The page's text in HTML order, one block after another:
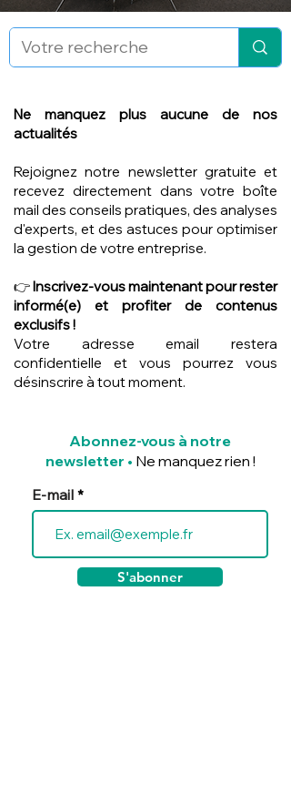
Ne manquez plus aucune de nos
actualités
Rejoignez notre newsletter gratuite et
recevez directement dans votre boîte
mail des conseils pratiques, des analyses
d'experts, et des astuces pour optimiser
la gestion de votre entreprise.
👉Inscrivez-vous maintenant pour rester
informé(e) et profiter de contenus
exclusifs !
Votre adresse email restera
confidentielle et vous pourrez vous
désinscrire à tout moment.
Abonnez-vous à notre
newsletter • Ne manquez rien !
E-mail
S'abonner